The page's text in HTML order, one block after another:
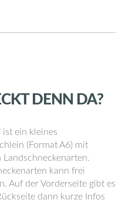
DENN DA?
ist ein kleines
(Format A6) mit
kann frei
Auf der Vorderseite gibt es
dann kurze Infos